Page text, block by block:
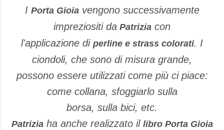
I Porta Gioiavengono successivamente
impreziositi da Patrizia con
l'applicazione di perline e strass colorati. I
ciondoli, che sono di misura grande,
possono essere utilizzati come più ci piace:
come collana, sfoggiarlo sulla
borsa, sulla bici, etc.
Patriziaha anche realizzato il libro Porta Gioia